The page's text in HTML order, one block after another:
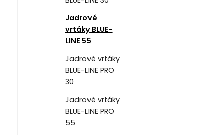
Jadrové
vrtáky BLUE-
LINE 55
Jadrové vrtáky
BLUE-LINE PRO
30
Jadrové vrtáky
BLUE-LINE PRO
55